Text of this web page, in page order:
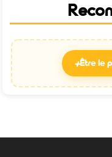
+Être le